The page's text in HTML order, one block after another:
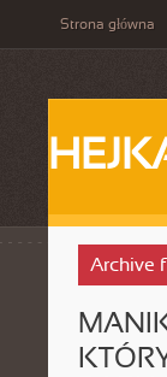
Strona główna
Archive